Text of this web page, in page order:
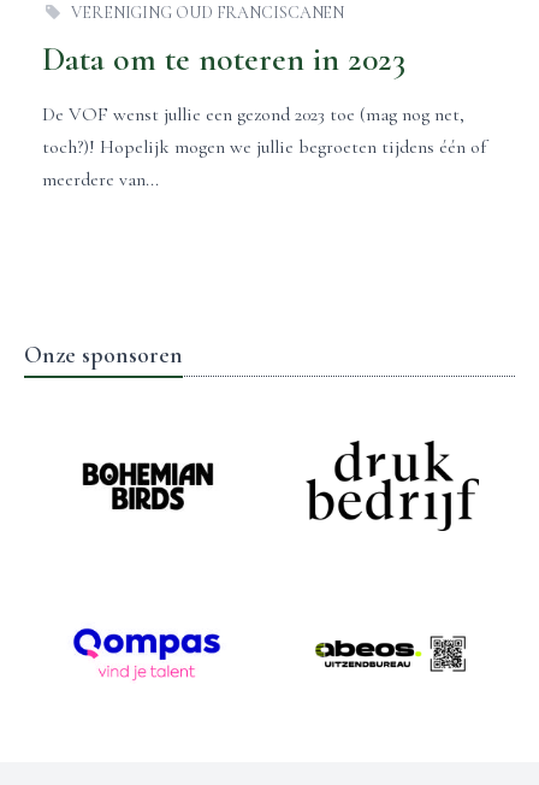
Data om te noteren in 2023
VERENIGING OUD FRANCISCANEN
De VOF wenst jullie een gezond 2023 toe (mag nog net,
toch?)! Hopelijk mogen we jullie begroeten tijdens één of
meerdere van...
Onze sponsoren